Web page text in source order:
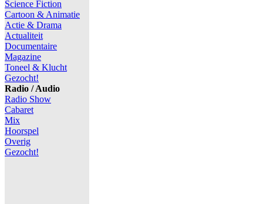
Science Fiction
Cartoon & Animatie
Actie & Drama
Actualiteit
Documentaire
Magazine
Toneel & Klucht
Gezocht!
Radio / Audio
Radio Show
Cabaret
Mix
Hoorspel
Overig
Gezocht!